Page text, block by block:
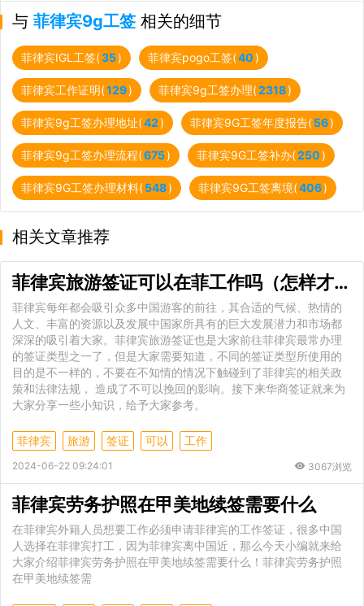
与 菲律宾9g工签 相关的细节
菲律宾IGL工签(35) 菲律宾pogo工签(40)
菲律宾工作证明(129) 菲律宾9g工签办理(2318)
菲律宾9g工签办理地址(42) 菲律宾9G工签年度报告(56)
菲律宾9g工签办理流程(675) 菲律宾9G工签补办(250)
菲律宾9G工签办理材料(548) 菲律宾9G工签离境(406)
相关文章推荐
菲律宾旅游签证可以在菲工作吗（怎样才可以在菲工作）
菲律宾每年都会吸引众多中国游客的前往，其合适的气候、热情的
人文、丰富的资源以及发展中国家所具有的巨大发展潜力和市场都
深深的吸引着大家。菲律宾旅游签证也是大家前往菲律宾最常办理
的签证类型之一了，但是大家需要知道，不同的签证类型所使用的
目的是不一样的，不要在不知情的情况下触碰到了菲律宾的相关政
策和法律法规， 造成了不可以挽回的影响。接下来华商签证就来为
大家分享一些小知识，给予大家参考。
菲律宾 旅游 签证 可以 工作
2024-06-22 09:24:01 3067浏览
菲律宾劳务护照在甲美地续签需要什么
在菲律宾外籍人员想要工作必须申请菲律宾的工作签证，很多中国
人选择在菲律宾打工，因为菲律宾离中国近，那么今天小编就来给
大家介绍菲律宾劳务护照在甲美地续签需要什么！菲律宾劳务护照
在甲美地续签需